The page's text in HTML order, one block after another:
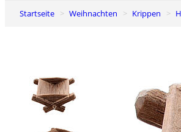
Startseite Weihnachten Krippen